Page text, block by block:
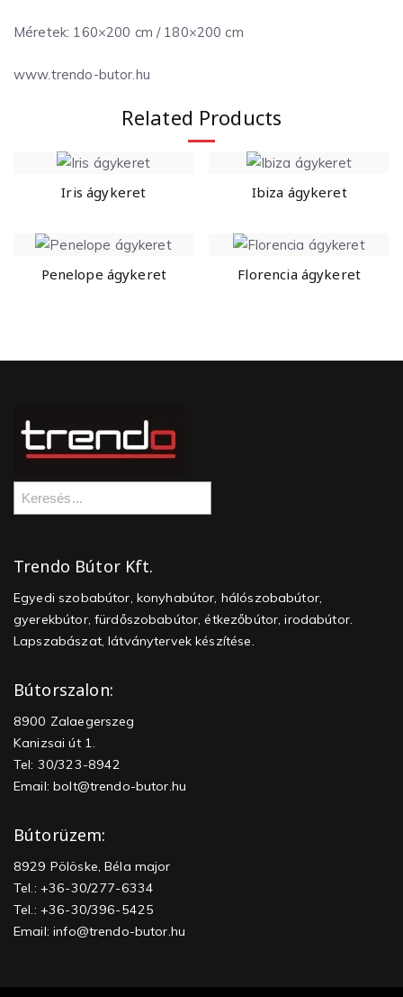
Méretek: 160×200 cm / 180×200 cm
www.trendo-butor.hu
Related Products
Iris ágykeret Ibiza ágykeret
Penelope ágykeret Florencia ágykeret
Trendo Bútor Kft.
Egyedi szobabútor, konyhabútor, hálószobabútor,
gyerekbútor, fürdőszobabútor, étkezőbútor, irodabútor.
Lapszabászat, látványtervek készítése.
Bútorszalon:
8900 Zalaegerszeg
Kanizsai út 1.
Tel: 30/323-8942
Email:bolt@trendo-butor.hu
Bútorüzem:
8929 Pölöske, Béla major
Tel.: +36-30/277-6334
Tel.: +36-30/396-5425
Email:info@trendo-butor.hu